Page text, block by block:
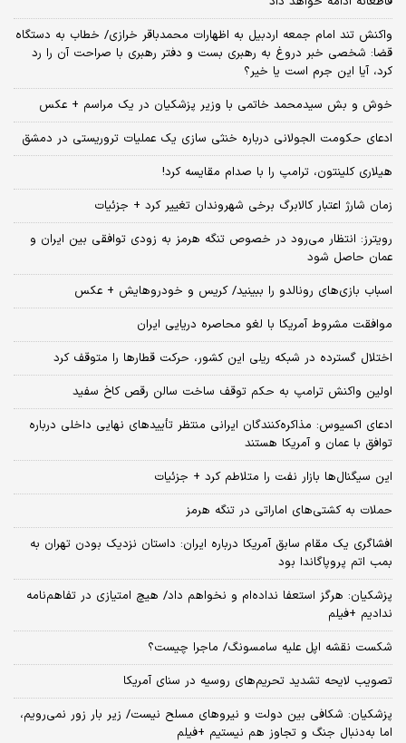
واکنش تند امام جمعه اردبیل به اظهارات محمدباقر خرازی/ خطاب به دستگاه
قضا: شخصی خبر دروغ به رهبری بست و دفتر رهبری با صراحت آن را رد
کرد، آیا این جرم است یا خیر؟
خوش و بش سیدمحمد خاتمی با وزیر پزشکیان در یک مراسم + عکس
ادعای حکومت الجولانی درباره خنثی سازی یک عملیات تروریستی در دمشق
هیلاری کلینتون، ترامپ را با صدام مقایسه کرد!
زمان شارژ اعتبار کالابرگ برخی شهروندان تغییر کرد + جزئیات
رویترز: انتظار می‌رود در خصوص تنگه هرمز به زودی توافقی بین ایران و
عمان حاصل شود
اسباب‌ بازی‌های رونالدو را ببینید/ کریس و خودروهایش + عکس
موافقت مشروط آمریکا با لغو محاصره دریایی ایران
اختلال گسترده در شبکه ریلی این کشور، حرکت قطارها را متوقف کرد
اولین واکنش ترامپ به حکم توقف ساخت سالن رقص کاخ سفید
ادعای اکسیوس: مذاکره‌کنندگان ایرانی منتظر تأییدهای نهایی داخلی درباره
توافق با عمان و آمریکا هستند
این سیگنال‌ها بازار نفت را متلاطم کرد + جزئیات
حملات به کشتی‌های اماراتی در تنگه هرمز
افشاگری یک مقام سابق آمریکا درباره ایران: داستان نزدیک بودن تهران به
بمب اتم پروپاگاندا بود
پزشکیان: هرگز استعفا نداده‌ام و نخواهم داد/ هیچ امتیازی در تفاهم‌نامه
ندادیم +فیلم
شکست نقشه اپل علیه سامسونگ/ ماجرا چیست؟
تصویب لایحه تشدید تحریم‌های روسیه در سنای آمریکا
پزشکیان: شکافی بین دولت و نیروهای مسلح نیست/ زیر بار زور نمی‌رویم،
اما به‌دنبال جنگ و تجاوز هم نیستیم +فیلم